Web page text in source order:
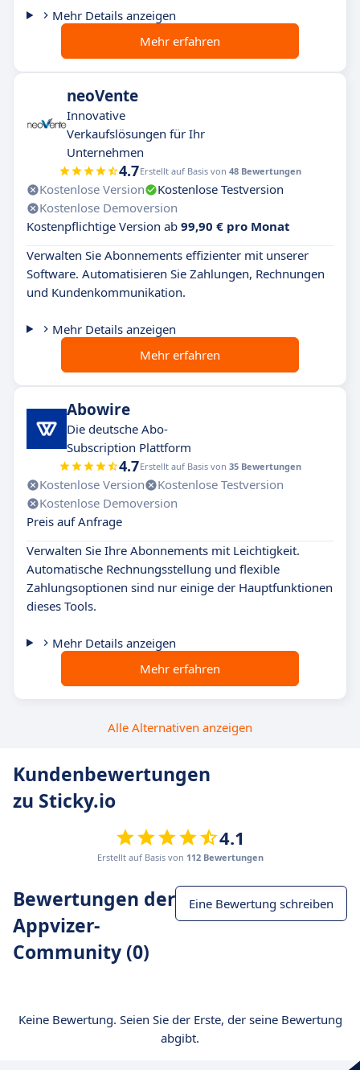
Mehr Details anzeigen
Mehr erfahren
neoVente
Innovative
Verkaufslösungen für Ihr
Unternehmen
4.7Erstellt auf Basis von 48 Bewertungen
Kostenlose Version
Kostenlose Testversion
Kostenlose Demoversion
Kostenpflichtige Version ab 99,90 € pro Monat
Verwalten Sie Abonnements effizienter mit unserer
Software. Automatisieren Sie Zahlungen, Rechnungen
und Kundenkommunikation.
Mehr Details anzeigen
Mehr erfahren
Abowire
Die deutsche Abo-
Subscription Plattform
4.7Erstellt auf Basis von 35 Bewertungen
Kostenlose Version
Kostenlose Testversion
Kostenlose Demoversion
Preis auf Anfrage
Verwalten Sie Ihre Abonnements mit Leichtigkeit.
Automatische Rechnungsstellung und flexible
Zahlungsoptionen sind nur einige der Hauptfunktionen
dieses Tools.
Mehr Details anzeigen
Mehr erfahren
Alle Alternativen anzeigen
Kundenbewertungen
zu Sticky.io
4.1
Erstellt auf Basis von 112 Bewertungen
Bewertungen der
Appvizer-
Community (0)
Eine Bewertung schreiben
Keine Bewertung. Seien Sie der Erste, der seine Bewertung
abgibt.